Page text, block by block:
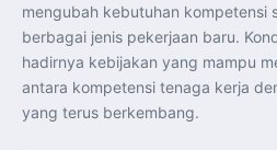
Perkuat Kerja Sama
Menteri PKP dan Ketua
Teknologi, Data, dan
Program 3 Juta Rumah
Pendaftaran
hingga 28 Juli 2026,
dan Sertifikasi Kompetensi
KASAU Bekali 154
mengubah kebutuhan kompetensi
berbagai jenis pekerjaan baru.
hadirnya kebijakan yang mampu
antara kompetensi tenaga kerja
yang terus berkembang.